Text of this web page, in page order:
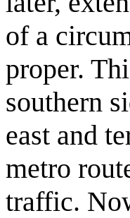
of a
proper.
southern
east and
metro
traffic.